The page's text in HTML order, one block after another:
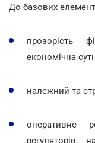
До базових
прозорість
економічна
належний та
оперативне
регуляторів,